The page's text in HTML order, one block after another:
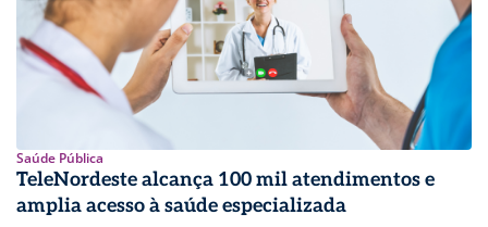
Saúde Pública
TeleNordeste alcança 100 mil atendimentos e
amplia acesso à saúde especializada